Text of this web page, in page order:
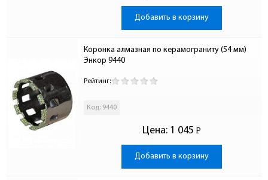
Добавить в корзину
Коронка алмазная по керамограниту (54 мм)
Энкор 9440
Рейтинг:
Код: 9440
Цена: 1 045 Р
-
Добавить в корзину